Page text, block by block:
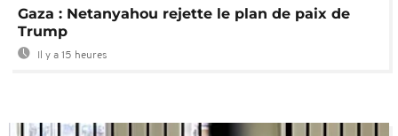
Gaza : Netanyahou rejette le plan de paix de
Trump
Il y a 15 heures